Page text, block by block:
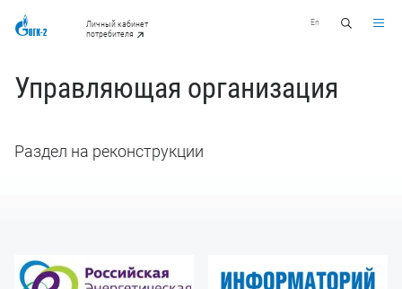
Личный кабинет
потребителя
En
Управляющая организация
Раздел на реконструкции